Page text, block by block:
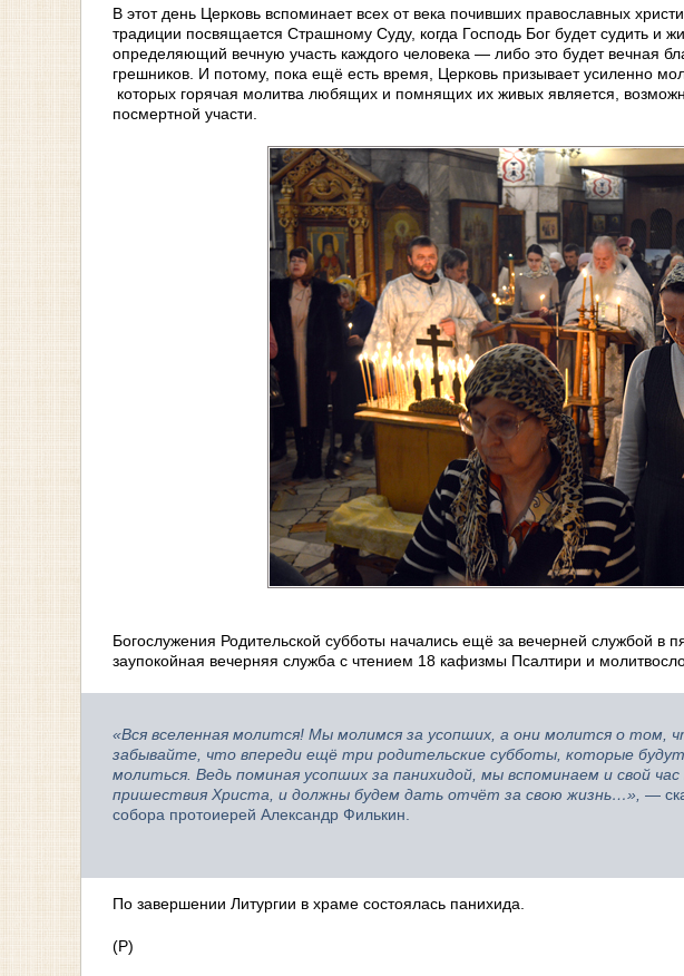
В этот день Церковь вспоминает всех от века почивших православных
традиции посвящается Страшному Суду, когда Господь Бог будет судить и
определяющий вечную участь каждого человека — либо это будет вечная
грешников. И потому, пока ещё есть время, Церковь призывает усиленно
которых горячая молитва любящих и помнящих их живых является,
посмертной участи.
Богослужения Родительской субботы начались ещё за вечерней службой в
заупокойная вечерняя служба с чтением 18 кафизмы Псалтири и
«Вся вселенная молится! Мы молимся за усопших, а они молится о том,
забывайте, что впереди ещё три родительские субботы, которые
молиться. Ведь поминая усопших за панихидой, мы вспоминаем и свой
пришествия Христа, и должны будем дать отчёт за свою жизнь…», —
собора протоиерей Александр Филькин.
По завершении Литургии в храме состоялась панихида.
(Р)